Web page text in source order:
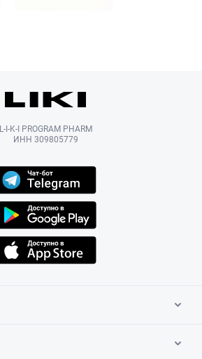
L-I-K-I PROGRAM PHARM
ИНН 309805779